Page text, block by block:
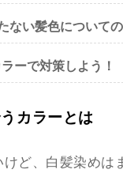
ない髪色について
ーで対策しよう！
カラーとは
ど、白髪染め